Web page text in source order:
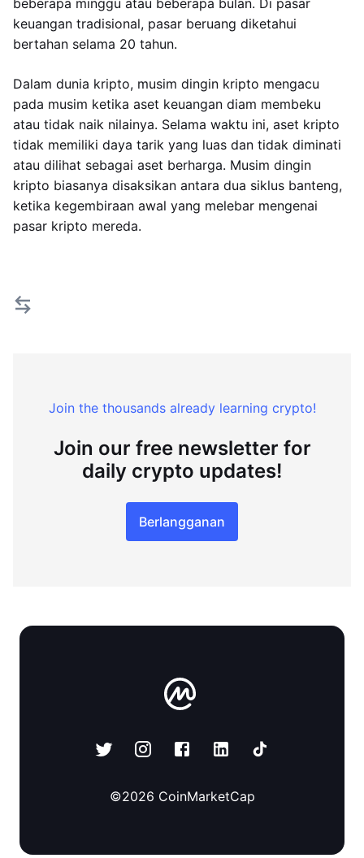
beberapa minggu atau beberapa bulan. Di pasar
keuangan tradisional, pasar beruang diketahui
bertahan selama 20 tahun.
Dalam dunia kripto, musim dingin kripto mengacu
pada musim ketika aset keuangan diam membeku
atau tidak naik nilainya. Selama waktu ini, aset kripto
tidak memiliki daya tarik yang luas dan tidak diminati
atau dilihat sebagai aset berharga. Musim dingin
kripto biasanya disaksikan antara dua siklus banteng,
ketika kegembiraan awal yang melebar mengenai
pasar kripto mereda.
Join the thousands already learning crypto!
Join our free newsletter for
daily crypto updates!
Berlangganan
©2026 CoinMarketCap